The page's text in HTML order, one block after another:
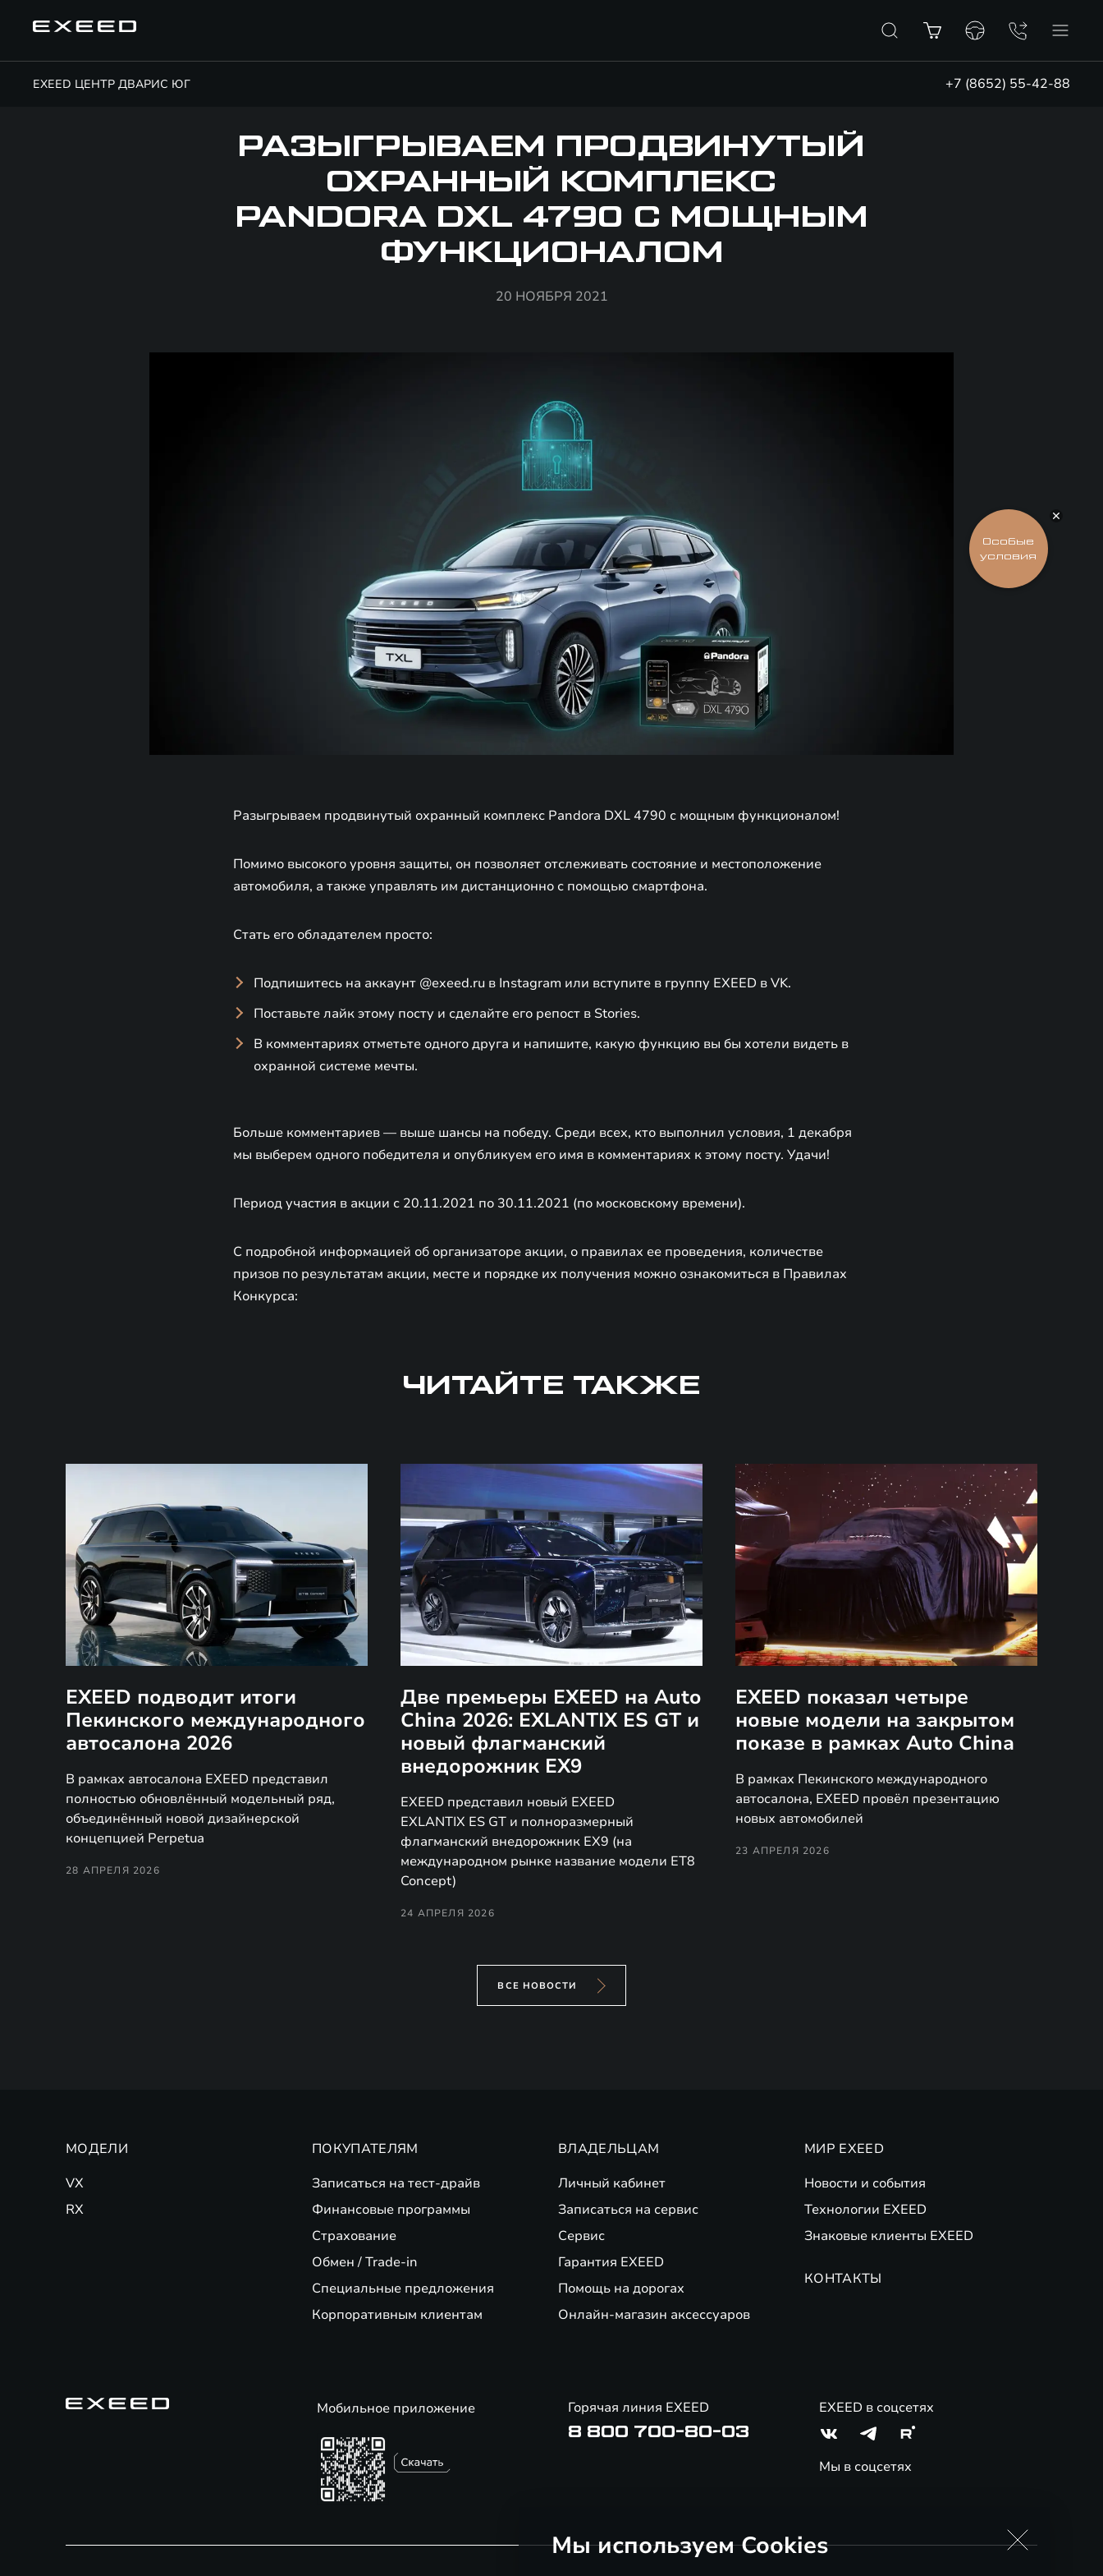
EXEED ЦЕНТР ДВАРИС ЮГ +7 (8652) 55-42-88
РАЗЫГРЫВАЕМ ПРОДВИНУТЫЙ
ОХРАННЫЙ КОМПЛЕКС
PANDORA DXL 4790 С МОЩНЫМ
ФУНКЦИОНАЛОМ
20 НОЯБРЯ 2021
Разыгрываем продвинутый охранный комплекс Pandora DXL 4790 с мощным функционалом!
Помимо высокого уровня защиты, он позволяет отслеживать состояние и местоположение
автомобиля, а также управлять им дистанционно с помощью смартфона.
Стать его обладателем просто:
Подпишитесь на аккаунт @exeed.ru в Instagram или вступите в группу EXEED в VK.
Поставьте лайк этому посту и сделайте его репост в Stories.
В комментариях отметьте одного друга и напишите, какую функцию вы бы хотели видеть в
охранной системе мечты.
Больше комментариев — выше шансы на победу. Среди всех, кто выполнил условия, 1 декабря
мы выберем одного победителя и опубликуем его имя в комментариях к этому посту. Удачи!
Период участия в акции с 20.11.2021 по 30.11.2021 (по московскому времени).
С подробной информацией об организаторе акции, о правилах ее проведения, количестве
призов по результатам акции, месте и порядке их получения можно ознакомиться в Правилах
Конкурса:
ЧИТАЙТЕ ТАКЖЕ
EXEED подводит итоги
Пекинского международного
автосалона 2026
В рамках автосалона EXEED представил
полностью обновлённый модельный ряд,
объединённый новой дизайнерской
концепцией Perpetua
28 АПРЕЛЯ 2026
Две премьеры EXEED на Auto
China 2026: EXLANTIX ES GT и
новый флагманский
внедорожник EX9
EXEED представил новый EXEED
EXLANTIX ES GT и полноразмерный
флагманский внедорожник EX9 (на
международном рынке название модели ET8
Concept)
24 АПРЕЛЯ 2026
EXEED показал четыре
новые модели на закрытом
показе в рамках Auto China
В рамках Пекинского международного
автосалона, EXEED провёл презентацию
новых автомобилей
23 АПРЕЛЯ 2026
ВСЕ НОВОСТИ
МОДЕЛИ
VX
RX
ПОКУПАТЕЛЯМ
Записаться на тест-драйв
Финансовые программы
Страхование
Обмен / Trade-in
Специальные предложения
Корпоративным клиентам
ВЛАДЕЛЬЦАМ
Личный кабинет
Записаться на сервис
Сервис
Гарантия EXEED
Помощь на дорогах
Онлайн-магазин аксессуаров
МИР EXEED
Новости и события
Технологии EXEED
Знаковые клиенты EXEED
КОНТАКТЫ
Мобильное приложение Горячая линия EXEED
8 800 700-80-03
EXEED в соцсетях
Мы в соцсетях
Мы используем Cookies
Особые
условия